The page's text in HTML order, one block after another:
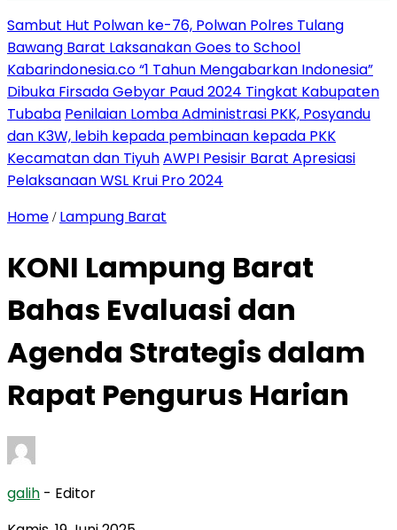
Sambut Hut Polwan ke-76, Polwan Polres Tulang
Bawang Barat Laksanakan Goes to School
Kabarindonesia.co “1 Tahun Mengabarkan Indonesia”
Dibuka Firsada Gebyar Paud 2024 Tingkat Kabupaten
Tubaba Penilaian Lomba Administrasi PKK, Posyandu
dan K3W, lebih kepada pembinaan kepada PKK
Kecamatan dan TiyuhAWPI Pesisir Barat Apresiasi
Pelaksanaan WSL Krui Pro 2024
Home / Lampung Barat
KONI Lampung Barat
Bahas Evaluasi dan
Agenda Strategis dalam
Rapat Pengurus Harian
galih - Editor